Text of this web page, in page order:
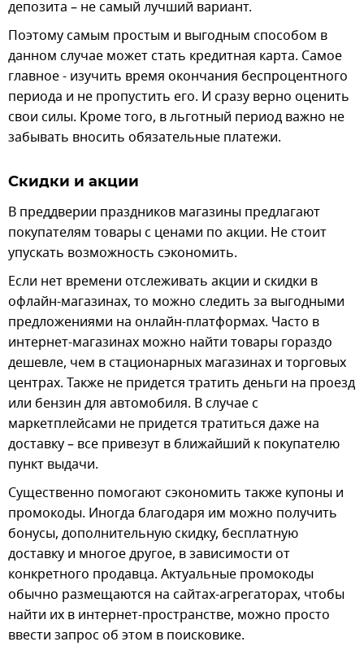
депозита – не самый лучший вариант.
Поэтому самым простым и выгодным способом в
данном случае может стать кредитная карта. Самое
главное - изучить время окончания беспроцентного
периода и не пропустить его. И сразу верно оценить
свои силы. Кроме того, в льготный период важно не
забывать вносить обязательные платежи.
Скидки и акции
В преддверии праздников магазины предлагают
покупателям товары с ценами по акции. Не стоит
упускать возможность сэкономить.
Если нет времени отслеживать акции и скидки в
офлайн-магазинах, то можно следить за выгодными
предложениями на онлайн-платформах. Часто в
интернет-магазинах можно найти товары гораздо
дешевле, чем в стационарных магазинах и торговых
центрах. Также не придется тратить деньги на проезд
или бензин для автомобиля. В случае с
маркетплейсами не придется тратиться даже на
доставку – все привезут в ближайший к покупателю
пункт выдачи.
Существенно помогают сэкономить также купоны и
промокоды. Иногда благодаря им можно получить
бонусы, дополнительную скидку, бесплатную
доставку и многое другое, в зависимости от
конкретного продавца. Актуальные промокоды
обычно размещаются на сайтах-агрегаторах, чтобы
найти их в интернет-пространстве, можно просто
ввести запрос об этом в поисковике.